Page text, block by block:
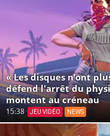
« Les disques n’ont
défend l'arrêt du
montent au créneau
15:38 JEU VIDÉO NEWS